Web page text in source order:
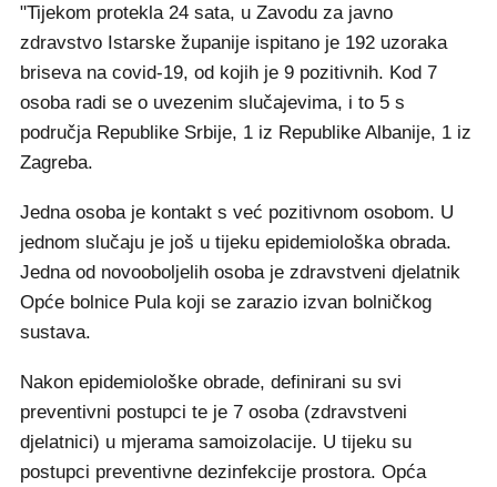
"Tijekom protekla 24 sata, u Zavodu za javno
zdravstvo Istarske županije ispitano je 192 uzoraka
briseva na covid-19, od kojih je 9 pozitivnih. Kod 7
osoba radi se o uvezenim slučajevima, i to 5 s
područja Republike Srbije, 1 iz Republike Albanije, 1 iz
Zagreba.
Jedna osoba je kontakt s već pozitivnom osobom. U
jednom slučaju je još u tijeku epidemiološka obrada.
Jedna od novooboljelih osoba je zdravstveni djelatnik
Opće bolnice Pula koji se zarazio izvan bolničkog
sustava.
Nakon epidemiološke obrade, definirani su svi
preventivni postupci te je 7 osoba (zdravstveni
djelatnici) u mjerama samoizolacije. U tijeku su
postupci preventivne dezinfekcije prostora. Opća